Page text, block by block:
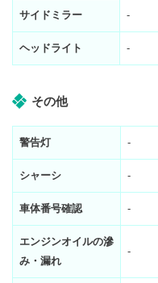
サイドミラー -
ヘッドライト -
その他
警告灯 -
シャーシ -
車体番号確認 -
エンジンオイルの滲
み・漏れ
-